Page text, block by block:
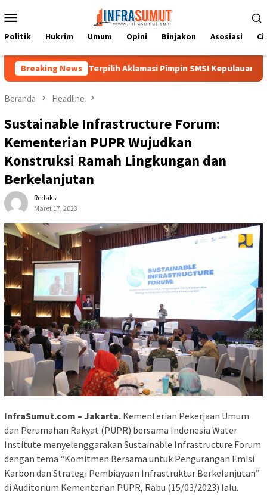
ke
Mobile
Politik Hukrim Umum Opini Binjakon Asosiasi
Breaking News
Hulu Terpilih Aklamasi Pimpin SMSI Kepulauan Nias 2026-
Beranda Headline
Sustainable Infrastructure Forum:
Kementerian PUPR Wujudkan
Konstruksi Ramah Lingkungan dan
Berkelanjutan
Redaksi
Maret 17, 2023
InfraSumut.com – Jakarta. Kementerian Pekerjaan Umum
dan Perumahan Rakyat (PUPR) bersama Indonesia Water
Institute menyelenggarakan Sustainable Infrastructure Forum
dengan tema “Komitmen Bersama untuk Pengurangan Emisi
Karbon dan Strategi Pembiayaan Infrastruktur Berkelanjutan”
di Auditorium Kementerian PUPR, Rabu (15/03/2023) lalu.